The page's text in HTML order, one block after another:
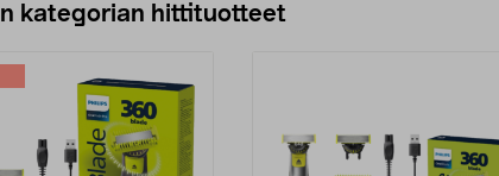
kategorian hittituotteet